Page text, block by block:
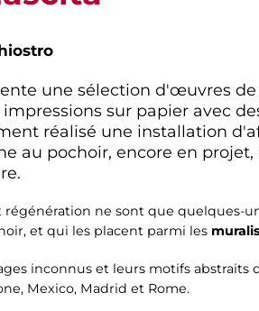
une sélection d'œuvres
sur papier avec
réalisé une installation
au pochoir, encore en
régénération ne sont que quelques-
et qui les placent parmi les
inconnus et leurs motifs
Mexico, Madrid et Rome.